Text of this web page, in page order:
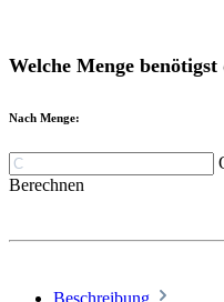
Welche Menge benötigst
Nach Menge:
Berechnen